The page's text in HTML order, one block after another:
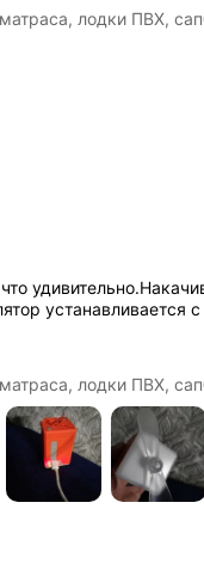
лодки ПВХ,
устанавливается с
лодки ПВХ,